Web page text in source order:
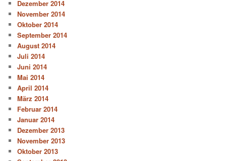
Dezember 2014
November 2014
Oktober 2014
September 2014
August 2014
Juli 2014
Juni 2014
Mai 2014
April 2014
März 2014
Februar 2014
Januar 2014
Dezember 2013
November 2013
Oktober 2013